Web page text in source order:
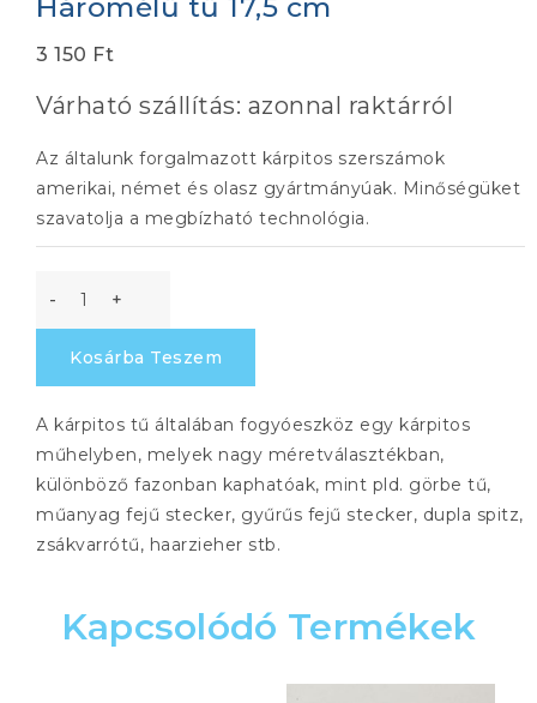
Háromélű tű 17,5 cm
3 150 Ft
Várható szállítás: azonnal raktárról
Az általunk forgalmazott kárpitos szerszámok
amerikai, német és olasz gyártmányúak. Minőségüket
szavatolja a megbízható technológia.
Háromélű
tű
cm
mennyiség
Kosárba Teszem
A kárpitos tű általában fogyóeszköz egy kárpitos
műhelyben, melyek nagy méretválasztékban,
különböző fazonban kaphatóak, mint pld. görbe tű,
műanyag fejű stecker, gyűrűs fejű stecker, dupla spitz,
zsákvarrótű, haarzieher stb.
Kapcsolódó Termékek